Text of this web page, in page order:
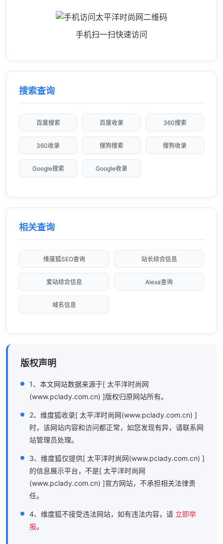
手机扫一扫快速访问
搜索查询
百度搜索 百度收录 360搜索
360收录 搜狗搜索 搜狗收录
Google搜索 Google收录
相关查询
维度狐SEO查询 站长综合信息
爱站综合信息 Alexa查询
域名信息
版权声明
1、本文网站数据来源于[ 太平洋时尚网
(www.pclady.com.cn) ]版权归原网站所有。
2、维度狐收录[ 太平洋时尚网(www.pclady.com.cn) ]
时，该网站内容和访问都正常，如您发现有异，请联系网
站管理员处理。
3、维度狐仅提供[ 太平洋时尚网(www.pclady.com.cn) ]
的信息展示平台，不是[ 太平洋时尚网
(www.pclady.com.cn) ]官方网站，不承担相关法律责
任。
4、维度狐不接受违法网站，如有违法内容，请 立即举
报。